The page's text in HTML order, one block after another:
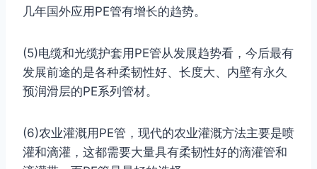
几年国外应用PE管有增长的趋势。
(5)电缆和光缆护套用PE管从发展趋势看，今后最有
发展前途的是各种柔韧性好、长度大、内壁有永久
预润滑层的PE系列管材。
(6)农业灌溉用PE管，现代的农业灌溉方法主要是喷
灌和滴灌，这都需要大量具有柔韧性好的滴灌管和